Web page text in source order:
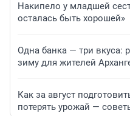
Накипело у младшей
осталась быть хорошей»
Одна банка — три вкуса:
зиму для жителей
Как за август
потерять урожай —